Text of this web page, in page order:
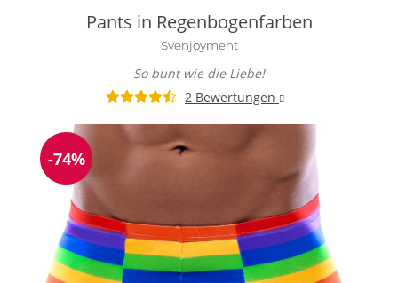
Pants in Regenbogenfarben
Svenjoyment
So bunt wie die Liebe!
2 Bewertungen
Reduzierung
-74%